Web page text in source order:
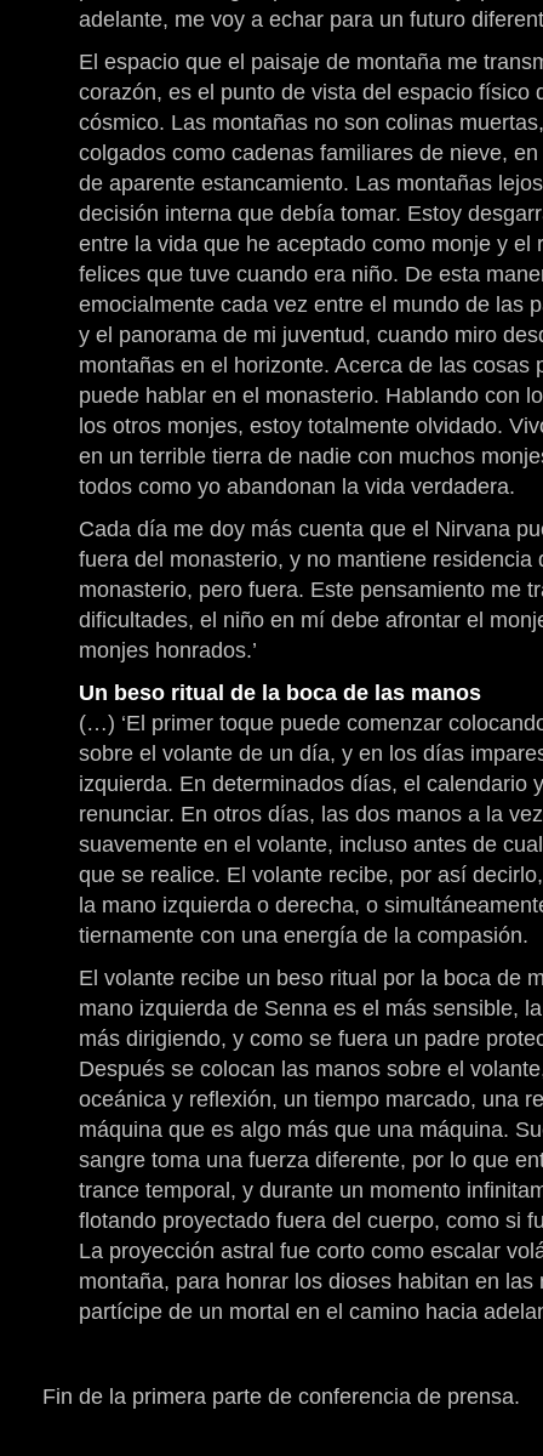
adelante, me voy a echar para un futuro
El espacio que el paisaje de montaña me
corazón, es el punto de vista del espacio físico
cósmico. Las montañas no son colinas
colgados como cadenas familiares de nieve,
de aparente estancamiento. Las montañas
decisión interna que debía tomar. Estoy
entre la vida que he aceptado como monje y el
felices que tuve cuando era niño. De esta
emocialmente cada vez entre el mundo de las
y el panorama de mi juventud, cuando miro
montañas en el horizonte. Acerca de las cosas
puede hablar en el monasterio. Hablando con
los otros monjes, estoy totalmente olvidado.
en un terrible tierra de nadie con muchos
todos como yo abandonan la vida verdadera.
Cada día me doy más cuenta que el Nirvana
fuera del monasterio, y no mantiene residencia
monasterio, pero fuera. Este pensamiento me
dificultades, el niño en mí debe afrontar el
monjes honrados.’
Un beso ritual de la boca de las manos
(…) ‘El primer toque puede comenzar
sobre el volante de un día, y en los días
izquierda. En determinados días, el calendario
renunciar. En otros días, las dos manos a la
suavemente en el volante, incluso antes de
que se realice. El volante recibe, por así
la mano izquierda o derecha, o
tiernamente con una energía de la compasión.
El volante recibe un beso ritual por la boca de
mano izquierda de Senna es el más sensible,
más dirigiendo, y como se fuera un padre
Después se colocan las manos sobre el
oceánica y reflexión, un tiempo marcado, una
máquina que es algo más que una máquina.
sangre toma una fuerza diferente, por lo que
trance temporal, y durante un momento
flotando proyectado fuera del cuerpo, como si
La proyección astral fue corto como escalar
montaña, para honrar los dioses habitan en las
partícipe de un mortal en el camino hacia
Fin de la primera parte de conferencia de prensa.